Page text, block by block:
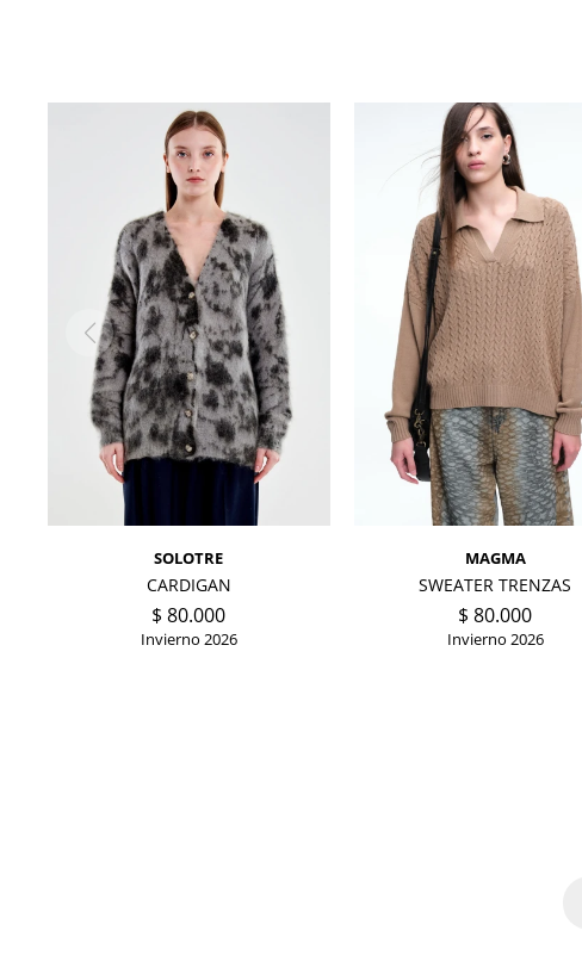
SOLOTRE
CARDIGAN
$ 80.000
Invierno 2026
MAGMA
SWEATER TRENZAS
$ 80.000
Invierno 2026